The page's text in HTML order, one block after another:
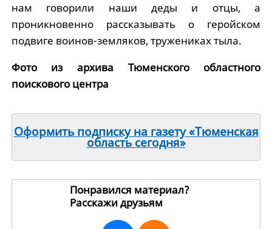
нам говорили наши деды и отцы, а
проникновенно рассказывать о геройском
подвиге воинов-земляков, тружениках тыла.
Фото из архива Тюменского областного
поискового центра
Оформить подписку на газету «Тюменская
область сегодня»
Понравился материал?
Расскажи друзьям